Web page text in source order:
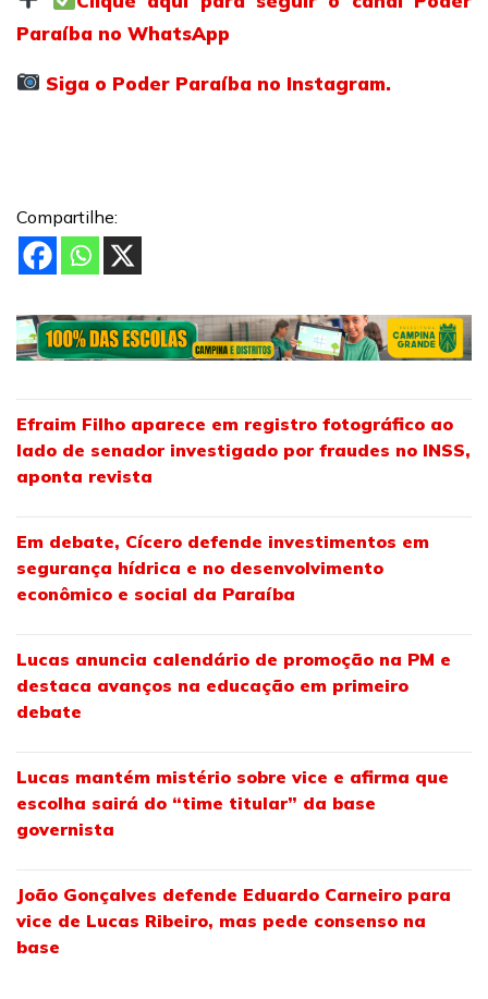
Paraíba no WhatsApp
Siga o Poder Paraíba no Instagram.
Compartilhe:
Efraim Filho aparece em registro fotográfico ao
lado de senador investigado por fraudes no INSS,
aponta revista
Em debate, Cícero defende investimentos em
segurança hídrica e no desenvolvimento
econômico e social da Paraíba
Lucas anuncia calendário de promoção na PM e
destaca avanços na educação em primeiro
debate
Lucas mantém mistério sobre vice e afirma que
escolha sairá do “time titular” da base
governista
João Gonçalves defende Eduardo Carneiro para
vice de Lucas Ribeiro, mas pede consenso na
base